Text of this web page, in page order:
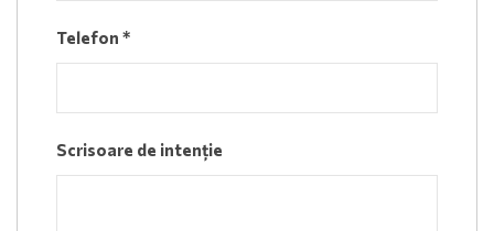
Telefon *
Scrisoare de intenție